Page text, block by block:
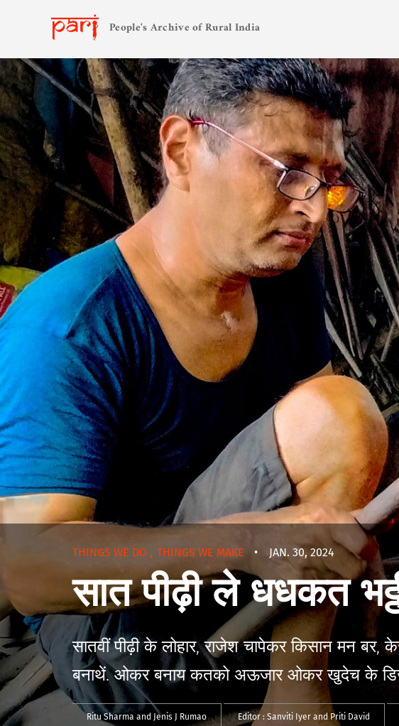
People's Archive of Rural India
THINGS WE DO , THINGS WE MAKE • JAN. 30, 2024
सात पीढ़ी ले धधकत
सातवीं पीढ़ी के लोहार, राजेश चापेकर किसान मन
बनाथें. ओकर बनाय कतको अऊजार ओकर खुदेच के
Ritu Sharma and Jenis J Rumao Editor : Sanviti Iyer and Priti David